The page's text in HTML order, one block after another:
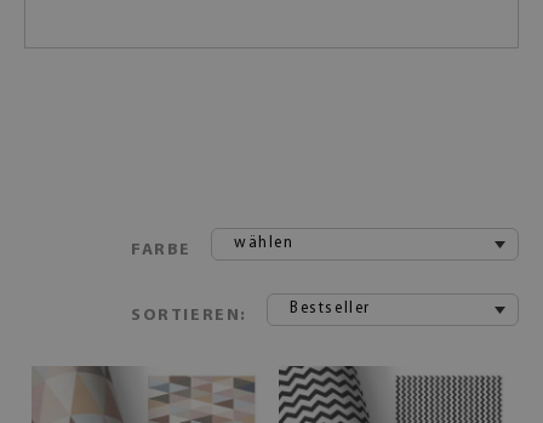
FARBE wählen
SORTIEREN: Bestseller